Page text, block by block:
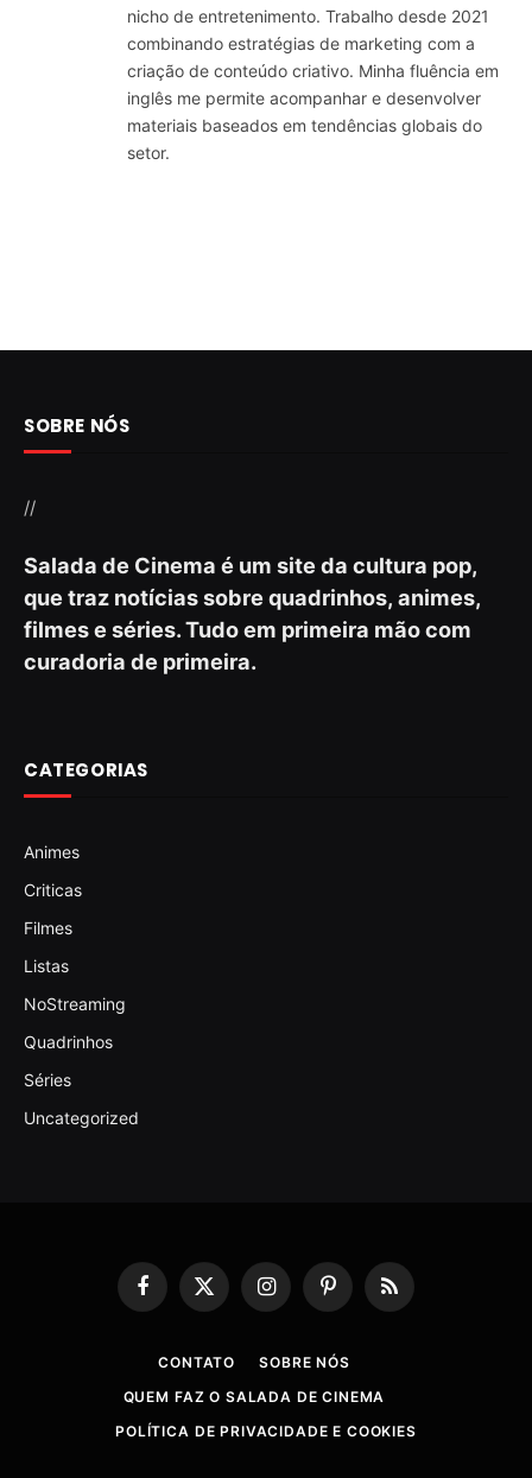
nicho de entretenimento. Trabalho desde 2021
combinando estratégias de marketing com a
criação de conteúdo criativo. Minha fluência em
inglês me permite acompanhar e desenvolver
materiais baseados em tendências globais do
setor.
SOBRE NÓS
//
Salada de Cinema é um site da cultura pop,
que traz notícias sobre quadrinhos, animes,
filmes e séries. Tudo em primeira mão com
curadoria de primeira.
CATEGORIAS
Animes
Criticas
Filmes
Listas
NoStreaming
Quadrinhos
Séries
Uncategorized
Facebook
X
(Twitter)
InstagramPinterestRSS
CONTATO
SOBRE NÓS
QUEM FAZ O SALADA DE CINEMA
POLÍTICA DE PRIVACIDADE E COOKIES